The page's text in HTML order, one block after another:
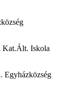
Kat.Ált. Iskola
Egyházközség